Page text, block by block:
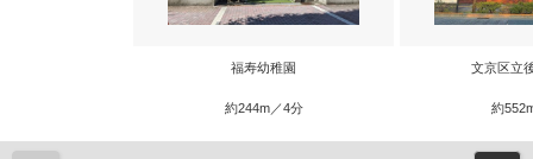
福寿幼稚園
約244m／4分
文京区立
約